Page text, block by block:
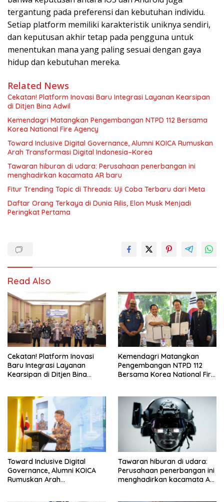
tergantung pada preferensi dan kebutuhan individu.
Setiap platform memiliki karakteristik uniknya sendiri,
dan keputusan akhir tetap pada pengguna untuk
menentukan mana yang paling sesuai dengan gaya
hidup dan kebutuhan mereka.
Related News
Cekatan! Platform Inovasi Baru Integrasi Layanan Kearsipan
di Ditjen Bina Adwil
Kemendagri Matangkan Pengembangan NTPD 112 Bersama
Korea National Fire Agency
Toward Inclusive Digital Governance, Alumni KOICA Rumuskan
Arah Transformasi Digital Indonesia–Korea
Tawaran hiburan di udara: Perusahaan penerbangan ini
menghadirkan kacamata AR baru
Fitur Trending Topic di Threads: Uji Coba Terbaru dari Meta
Daftar Orang Terkaya di Dunia Rilis, Elon Musk Menjadi
Peringkat Pertama
Read Also
Cekatan! Platform Inovasi
Baru Integrasi Layanan
Kearsipan di Ditjen Bina
Kemendagri Matangkan
Pengembangan NTPD 112
Bersama Korea National Fire
Toward Inclusive Digital
Governance, Alumni KOICA
Rumuskan Arah
Tawaran hiburan di udara:
Perusahaan penerbangan ini
menghadirkan kacamata AR